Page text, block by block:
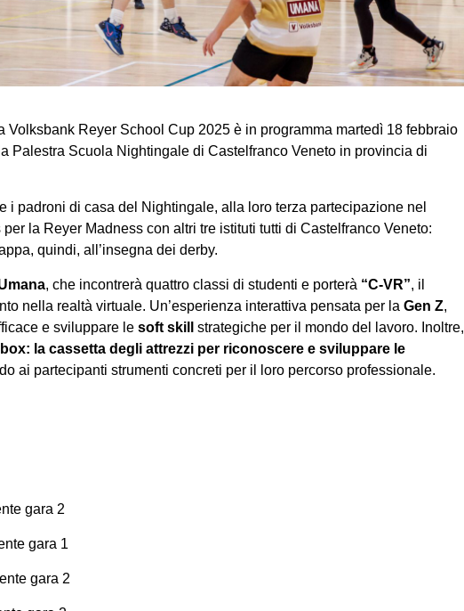
Volksbank Reyer School Cup 2025 è in programma martedì 18 febbraio
Palestra Scuola Nightingale di Castelfranco Veneto in provincia di
i padroni di casa del Nightingale, alla loro terza partecipazione nel
la Reyer Madness con altri tre istituti tutti di Castelfranco Veneto:
quindi, all’insegna dei derby.
, che incontrerà quattro classi di studenti e porterà “C-VR”, il
nella realtà virtuale. Un’esperienza interattiva pensata per la Gen Z,
e sviluppare le soft skill
strategiche per il mondo del lavoro. Inoltre,
la cassetta degli attrezzi per riconoscere e sviluppare le
ai partecipanti strumenti concreti per il loro percorso professionale.
gara 2
gara 1
gara 2